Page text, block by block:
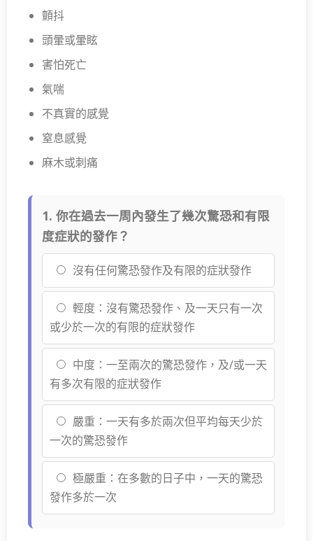
顫抖
頭暈或暈眩
害怕死亡
氣喘
不真實的感覺
窒息感覺
麻木或刺痛
1. 你在過去一周內發生了幾次驚恐和有限
度症狀的發作？
沒有任何驚恐發作及有限的症狀發作
輕度：沒有驚恐發作、及一天只有一次
或少於一次的有限的症狀發作
中度：一至兩次的驚恐發作，及/或一天
有多次有限的症狀發作
嚴重：一天有多於兩次但平均每天少於
一次的驚恐發作
極嚴重：在多數的日子中，一天的驚恐
發作多於一次